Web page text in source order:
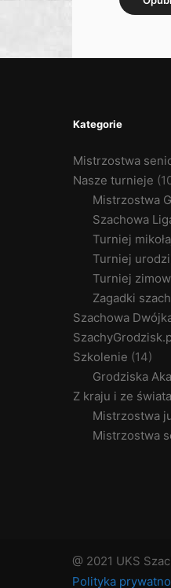
Kategorie
Mistrzostwa
Nasze turnieje
Mistrzostwa
Szachowa
Turniej
Turniej
Turniej
Zagadki
Szachowa
Szkolenie (14)
Grodziska
Z kraju i ze świata
Mistrzostwa
Mistrzostwa
@ 2021 UKS
Polityka